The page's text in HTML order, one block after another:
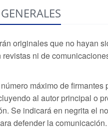
originales que no hayan
ni de
máximo de firmantes
al autor principal o
Se indicará en negrita el
defender la comunicación.